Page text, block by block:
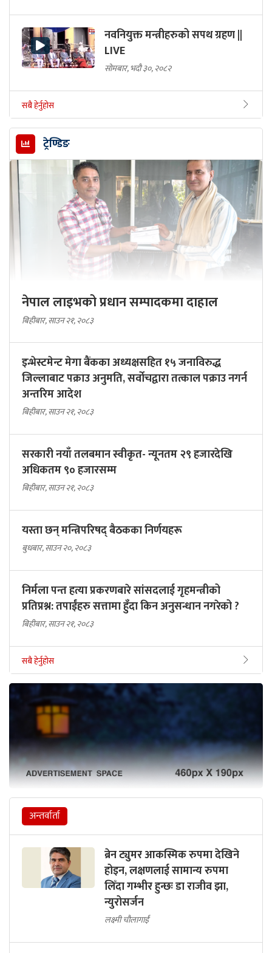
नवनियुक्त मन्त्रीहरुको सपथ ग्रहण ||
LIVE
सोमबार, भदौ ३०, २०८२
सबै हेर्नुहोस
ट्रेण्डिङ
नेपाल लाइभको प्रधान सम्पादकमा दाहाल
बिहीबार, साउन २१, २०८३
इन्भेस्टमेन्ट मेगा बैंकका अध्यक्षसहित १५ जनाविरुद्ध
जिल्लाबाट पक्राउ अनुमति, सर्वोचद्वारा तत्काल पक्राउ नगर्न
अन्तरिम आदेश
बिहीबार, साउन २१, २०८३
सरकारी नयाँ तलबमान स्वीकृत- न्यूनतम २९ हजारदेखि
अधिकतम ९० हजारसम्म
बिहीबार, साउन २१, २०८३
यस्ता छन् मन्त्रिपरिषद् बैठकका निर्णयहरू
बुधबार, साउन २०, २०८३
निर्मला पन्त हत्या प्रकरणबारे सांसदलाई गृहमन्त्रीको
प्रतिप्रश्न: तपाईंहरु सत्तामा हुँदा किन अनुसन्धान नगरेको ?
बिहीबार, साउन २१, २०८३
सबै हेर्नुहोस
अन्तर्वार्ता
ब्रेन ट्युमर आकस्मिक रुपमा देखिने
होइन, लक्षणलाई सामान्य रुपमा
लिँदा गम्भीर हुन्छः डा राजीव झा,
न्युरोसर्जन
लक्ष्मी चौलागाईं